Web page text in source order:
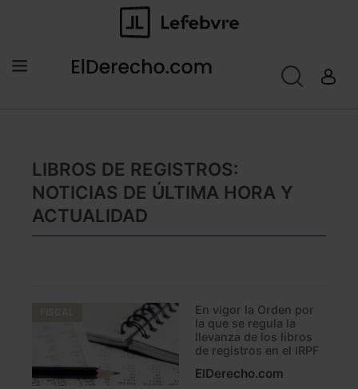
LIBROS DE REGISTROS:
NOTICIAS DE ÚLTIMA HORA Y
ACTUALIDAD
En vigor la Orden por
la que se regula la
llevanza de los libros
de registros en el IRPF
ElDerecho.com